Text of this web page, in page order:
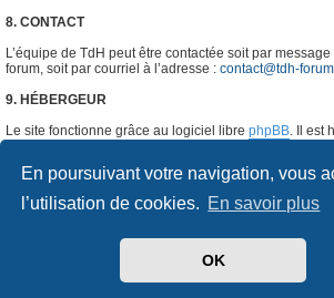
En poursuivant votre navigation, vous
l’utilisation de cookies. En savoir plus
OK
8. CONTACT
L’équipe de TdH peut être contactée soit par
forum, soit par courriel à l’adresse : contact@tdh-
9. HÉBERGEUR
Le site fonctionne grâce au logiciel libre phpBB. Il est
France.
phpBB ® Forum Software ©
phpBB-fr.com